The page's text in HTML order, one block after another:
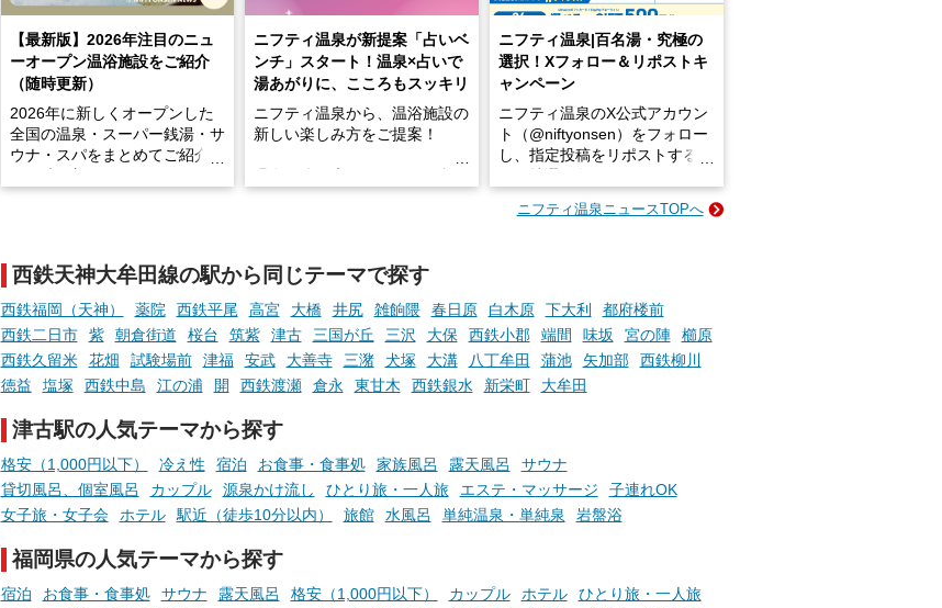
【最新版】2026年注目のニュ
ーオープン温浴施設をご紹介
（随時更新）
2026年に新しくオープンした
全国の温泉・スーパー銭湯・サ
ウナ・スパをまとめてご紹介！
います。
現地取材記事もあわせて紹介し
ていますので、気になる施設は
ぜひチェックして次のおでかけ
先の参考にしてみてください
ね。
ニフティ温泉が新提案「占いベ
ンチ」スタート！温泉×占いで
湯あがりに、こころもスッキリ
ニフティ温泉から、温浴施設の
新しい楽しみ方をご提案！
手相やタロットなど気軽に楽し
める占いで、“ととのう”おふろ
時間を、もっと特別に。
ニフティ温泉|百名湯・究極の
選択！Xフォロー＆リポストキ
ャンペーン
ニフティ温泉のX公式アカウン
ト（@niftyonsen）をフォロー
し、指定投稿をリポストする
GIFT500円分をプレゼントい
ニフティ温泉ニュースTOPへ
西鉄天神大牟田線の駅から同じテーマで探す
西鉄福岡（天神） 薬院 西鉄平尾 高宮 大橋 井尻 雑餉隈 春日原 白木原 下大利
都府楼前
西鉄二日市
紫 朝倉街道 桜台 筑紫 津古 三国が丘 三沢 大保 西鉄小郡 端間 味坂 宮の陣
櫛原
西鉄久留米
花畑 試験場前 津福 安武 大善寺 三潴 犬塚 大溝 八丁牟田 蒲池 矢加部
西鉄柳川
徳益
塩塚 西鉄中島 江の浦 開 西鉄渡瀬 倉永 東甘木 西鉄銀水 新栄町 大牟田
津古駅の人気テーマから探す
格安（1,000円以下） 冷え性 宿泊 お食事・食事処 家族風呂 露天風呂
サウナ
貸切風呂、個室風呂
カップル 源泉かけ流し ひとり旅・一人旅 エステ・マッサージ
子連れOK
女子旅・女子会
ホテル 駅近（徒歩10分以内） 旅館 水風呂 単純温泉・単純泉 岩盤浴
福岡県の人気テーマから探す
宿泊 お食事・食事処 サウナ 露天風呂 格安（1,000円以下） カップル ホテル
ひとり旅・一人旅